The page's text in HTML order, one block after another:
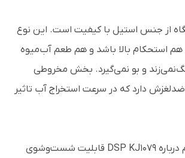
از جنس استیل با کیفیت است. این نوع
استحکام بالا باشد و هم طعم آب‌میوه
زنگ‌نمی‌زند و بو نمی‌گیرد. بخش مخروطی
دارد که در سرعت استخراج آب تاثیر
یک نکته بسیار مهم درباره DSP KJ1079 قابلیت شست‌وشوی